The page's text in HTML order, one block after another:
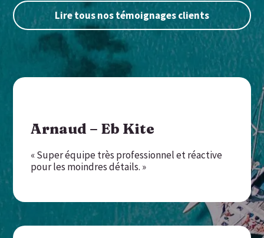
Lire tous nos témoignages clients
Arnaud – Eb Kite
« Super équipe très professionnel et réactive
pour les moindres détails. »